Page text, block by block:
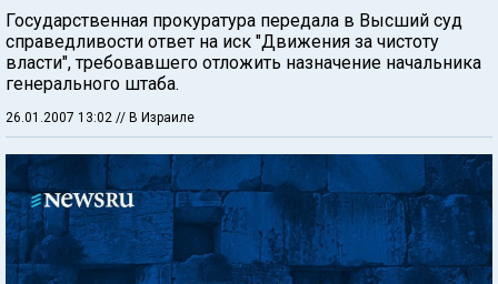
Государственная прокуратура передала в Высший суд
справедливости ответ на иск "Движения за чистоту
власти", требовавшего отложить назначение начальника
генерального штаба.
26.01.2007 13:02 // В Израиле